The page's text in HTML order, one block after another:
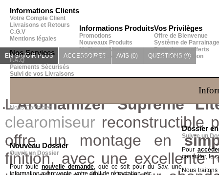
Informations Clients
Votre Compte Client
Livraisons et Retours
C.G.V
Mentions légales
Nos Services
F.A.Q
Paiements Sécurisés
Suivi de vos Livraisons
Informations Produits
Promotions
Nouveaux Produits
Meilleures Ventes
Nos Marques
Vos Privilèges
Offre de Bienvenue
Système de Parrainage
Frais de port offerts
Délai d'expédition
Nous Contacter
Nouveau Dossier
Ouvrir un Dossier
Pour toute nouvelle demande, que ce soit pour du Sav, une
information avant vente, votre droit de rétractation, etc
Dossier
Suivre un
Pour
consulter, le
Nous
EN SAVOIR PLUS ACCESSOIRES AVIS (0) QUESTIONS (0)
L'Aromamizer Supreme
clearomiseur reconstructible
offre un montage en
finition,avec une excellente